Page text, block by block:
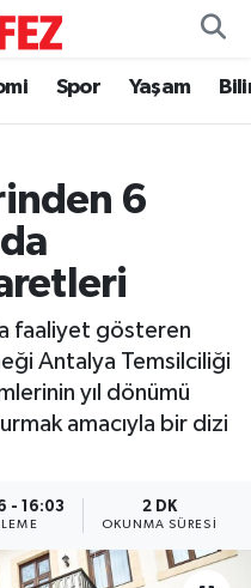
Spor Yaşam
6
faaliyet gösteren
Antalya Temsilciliği
yıl dönümü
amacıyla bir dizi
- 16:03 2 DK
OKUNMA SÜRESI
ve Fikstür